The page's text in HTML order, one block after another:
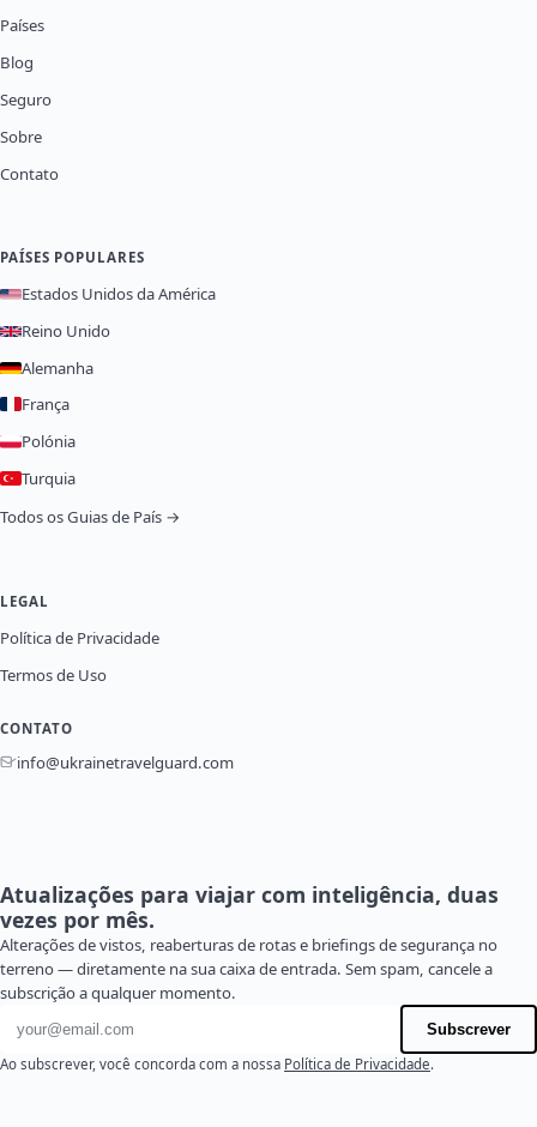
Países
Blog
Seguro
Sobre
Contato
PAÍSES POPULARES
Estados Unidos da América
Reino Unido
Alemanha
França
Polónia
Turquia
Todos os Guias de País →
LEGAL
Política de Privacidade
Termos de Uso
CONTATO
info@ukrainetravelguard.com
Atualizações para viajar com inteligência, duas
vezes por mês.
Alterações de vistos, reaberturas de rotas e briefings de segurança no
terreno — diretamente na sua caixa de entrada. Sem spam, cancele a
subscrição a qualquer momento.
Endereço de e-mail
Subscrever
Ao subscrever, você concorda com a nossa Política de Privacidade.